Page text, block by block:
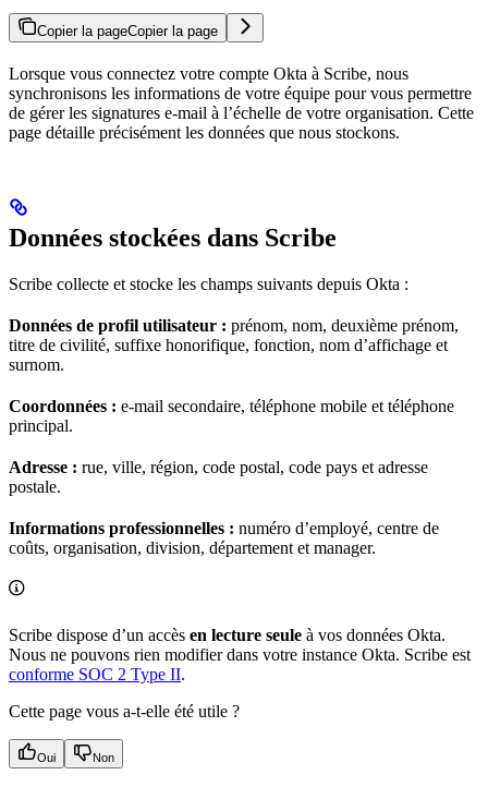
Copier la pageCopier la page
Lorsque vous connectez votre compte Okta à Scribe, nous
synchronisons les informations de votre équipe pour vous permettre
de gérer les signatures e-mail à l’échelle de votre organisation. Cette
page détaille précisément les données que nous stockons.
Données stockées dans Scribe
Scribe collecte et stocke les champs suivants depuis Okta :
Données de profil utilisateur : prénom, nom, deuxième prénom,
titre de civilité, suffixe honorifique, fonction, nom d’affichage et
surnom.
Coordonnées : e-mail secondaire, téléphone mobile et téléphone
principal.
Adresse : rue, ville, région, code postal, code pays et adresse
postale.
Informations professionnelles : numéro d’employé, centre de
coûts, organisation, division, département et manager.
Scribe dispose d’un accès en lecture seule à vos données Okta.
Nous ne pouvons rien modifier dans votre instance Okta. Scribe est
conforme SOC 2 Type II.
Cette page vous a-t-elle été utile ?
Oui Non